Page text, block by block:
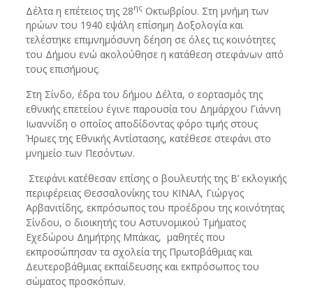
Δέλτα η επέτειος της 28ηςΟκτωβρίου. Στη μνήμη των
ηρώων του 1940 εψάλη επίσημη Δοξολογία και
τελέστηκε επιμνημόσυνη δέηση σε όλες τις κοινότητες
του Δήμου ενώ ακολούθησε η κατάθεση στεφάνων από
τους επισήμους.
Στη Σίνδο, έδρα του δήμου Δέλτα, ο εορτασμός της
εθνικής επετείου έγινε παρουσία του Δημάρχου Γιάννη
Ιωαννίδη ο οποίος αποδίδοντας φόρο τιμής στους
Ήρωες της Εθνικής Αντίστασης, κατέθεσε στεφάνι στο
μνημείο των Πεσόντων.
Στεφάνι κατέθεσαν επίσης ο βουλευτής της Β’ εκλογικής
περιφέρειας Θεσσαλονίκης του ΚΙΝΑΛ, Γιώργος
Αρβανιτίδης, εκπρόσωπος του προέδρου της κοινότητας
Σίνδου, ο διοικητής του Αστυνομικού Τμήματος
Εχεδώρου Δημήτρης Μπάκας, μαθητές που
εκπροσώπησαν τα σχολεία της Πρωτοβάθμιας και
Δευτεροβάθμιας εκπαίδευσης και εκπρόσωπος του
σώματος προσκόπων.